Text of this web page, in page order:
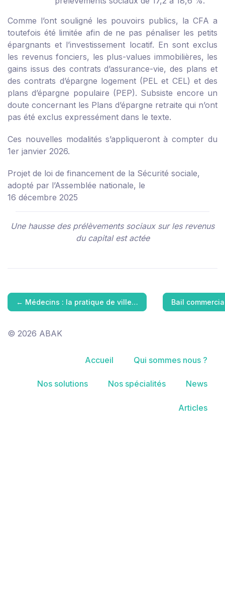
Comme l’ont souligné les pouvoirs publics, la CFA a
toutefois été limitée afin de ne pas pénaliser les petits
épargnants et l’investissement locatif. En sont exclus
les revenus fonciers, les plus-values immobilières, les
gains issus des contrats d’assurance-vie, des plans et
des contrats d’épargne logement (PEL et CEL) et des
plans d’épargne populaire (PEP). Subsiste encore un
doute concernant les Plans d’épargne retraite qui n’ont
pas été exclus expressément dans le texte.
Ces nouvelles modalités s’appliqueront à compter du
1er janvier 2026.
Projet de loi de financement de la Sécurité sociale,
adopté par l’Assemblée nationale, le
16 décembre 2025
Une hausse des prélèvements sociaux sur les revenus
du capital est actée
← Médecins : la pratique de ville… Bail
© 2026 ABAK
Accueil Qui sommes nous ?
Nos solutions Nos spécialités News
Articles